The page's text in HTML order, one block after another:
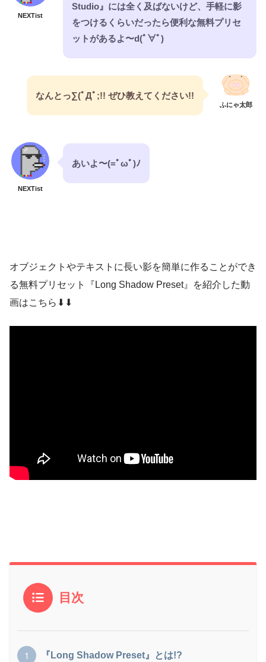
NEXTist
Studio』には全く及ばないけど、手軽に影
をつけるくらいだったら便利な無料プリセ
ットがあるよ〜d(ﾟ∀ﾟ)
ふにゃ太郎
なんとっ∑(ﾟДﾟ;!! ぜひ教えてください!!
NEXTist
あいよ〜(=ﾟωﾟ)ﾉ
オブジェクトやテキストに長い影を簡単に作ることができ
る無料プリセット『Long Shadow Preset』を紹介した動
画はこちら⬇︎⬇︎
目次
『Long Shadow Preset』とは!?